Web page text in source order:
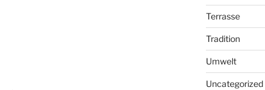
Terrasse
Tradition
Umwelt
Uncategorized